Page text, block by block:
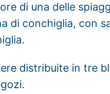
di una delle
di conchiglia, con
distribuite in tre